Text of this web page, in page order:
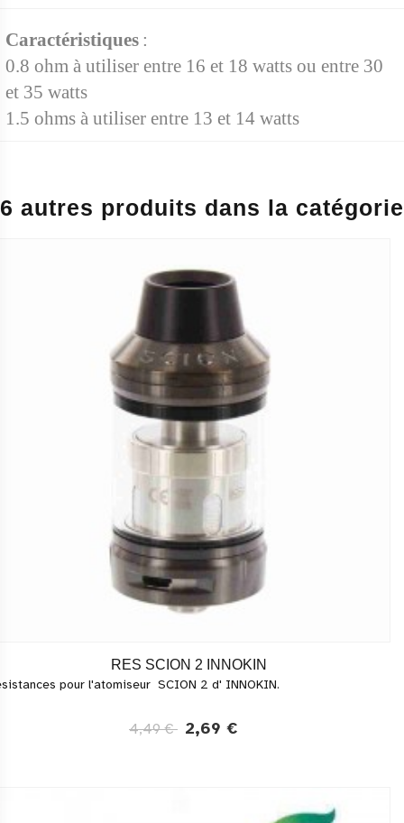
Caractéristiques :
0.8 ohm à utiliser entre 16 et 18 watts ou entre 30
et 35 watts
1.5 ohms à utiliser entre 13 et 14 watts
autres produits dans la catégorie
RES SCION 2 INNOKIN
pour l'atomiseur SCION 2 d' INNOKIN.
4,49 € 2,69 €